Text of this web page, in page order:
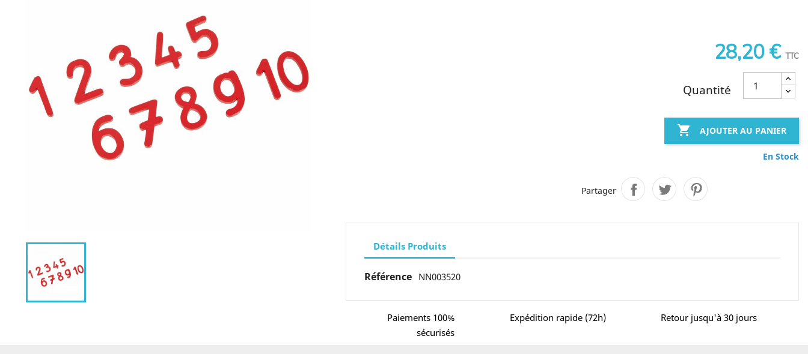
28,20 € TTC
Quantité
 AJOUTER AU PANIER
En Stock
Partager
Détails Produits
Référence NN003520
Paiements 100%
sécurisés
Expédition rapide (72h) Retour jusqu'à 30 jours